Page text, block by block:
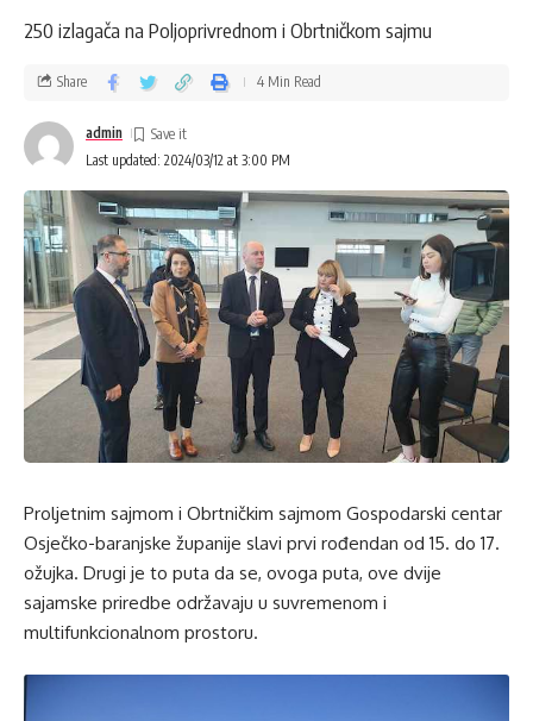
250 izlagača na Poljoprivrednom i Obrtničkom sajmu
Last updated: 2024/03/12 at 3:00 PM
admin
Share 4 Min Read
Proljetnim sajmom i Obrtničkim sajmom Gospodarski centar
Osječko-baranjske županije slavi prvi rođendan od 15. do 17.
ožujka. Drugi je to puta da se, ovoga puta, ove dvije
sajamske priredbe održavaju u suvremenom i
multifunkcionalnom prostoru.